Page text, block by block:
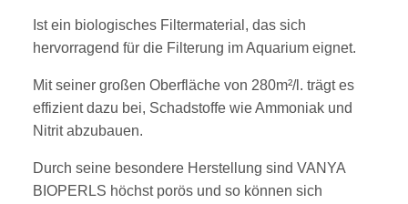
Ist ein biologisches Filtermaterial, das sich
hervorragend für die Filterung im Aquarium eignet.
Mit seiner großen Oberfläche von 280m²/l. trägt es
effizient dazu bei, Schadstoffe wie Ammoniak und
Nitrit abzubauen.
Durch seine besondere Herstellung sind VANYA
BIOPERLS höchst porös und so können sich